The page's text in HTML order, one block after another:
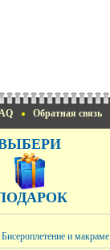
Обратная связь
Бисероплетение и макраме